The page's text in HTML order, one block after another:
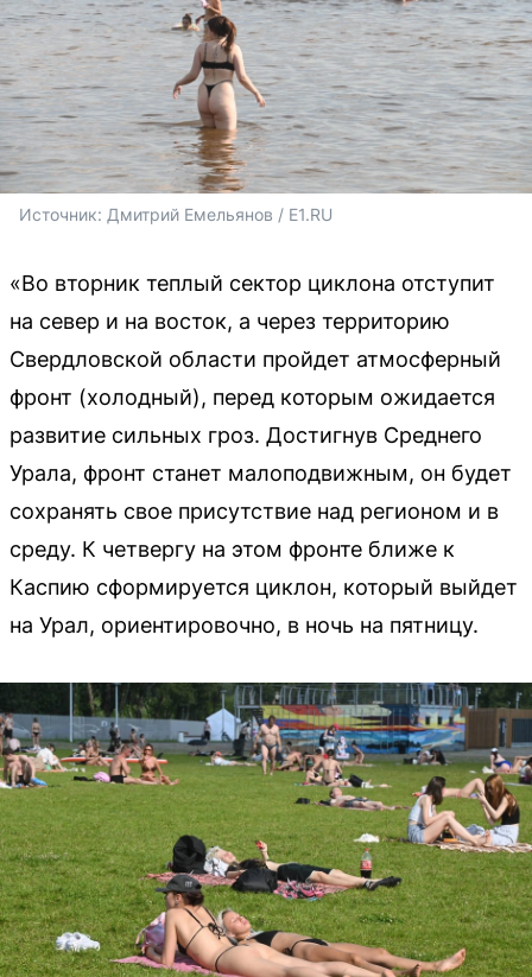
Источник: Дмитрий Емельянов / E1.RU
«Во вторник теплый сектор циклона отступит
на север и на восток, а через территорию
Свердловской области пройдет атмосферный
фронт (холодный), перед которым ожидается
развитие сильных гроз. Достигнув Среднего
Урала, фронт станет малоподвижным, он будет
сохранять свое присутствие над регионом и в
среду. К четвергу на этом фронте ближе к
Каспию сформируется циклон, который выйдет
на Урал, ориентировочно, в ночь на пятницу.